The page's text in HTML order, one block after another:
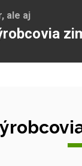
ale aj